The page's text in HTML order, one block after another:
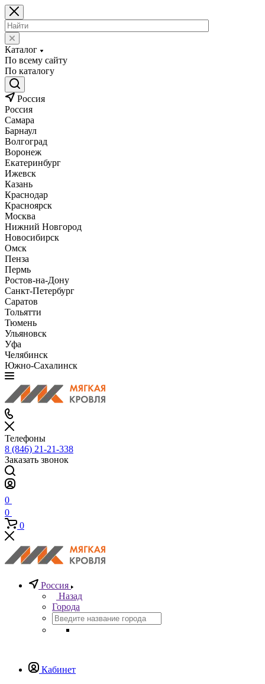
Каталог
По всему сайту
По каталогу
Россия
Россия
Самара
Барнаул
Волгоград
Воронеж
Екатеринбург
Ижевск
Казань
Краснодар
Красноярск
Москва
Нижний Новгород
Новосибирск
Омск
Пенза
Пермь
Ростов-на-Дону
Санкт-Петербург
Саратов
Тольятти
Тюмень
Ульяновск
Уфа
Челябинск
Южно-Сахалинск
Телефоны
8 (846) 21-21-338
Заказать звонок
0
0
0
Россия
Назад
Города
Кабинет